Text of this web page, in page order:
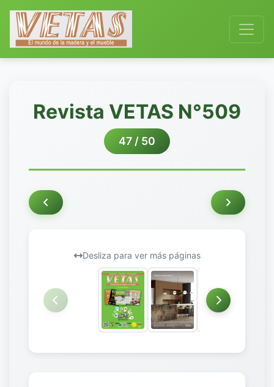
Revista VETAS N°509
47 / 50
Desliza para ver más páginas